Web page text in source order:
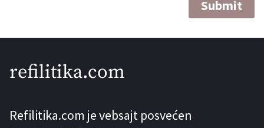
refilitika.com
Refilitika.com je vebsajt posvećen